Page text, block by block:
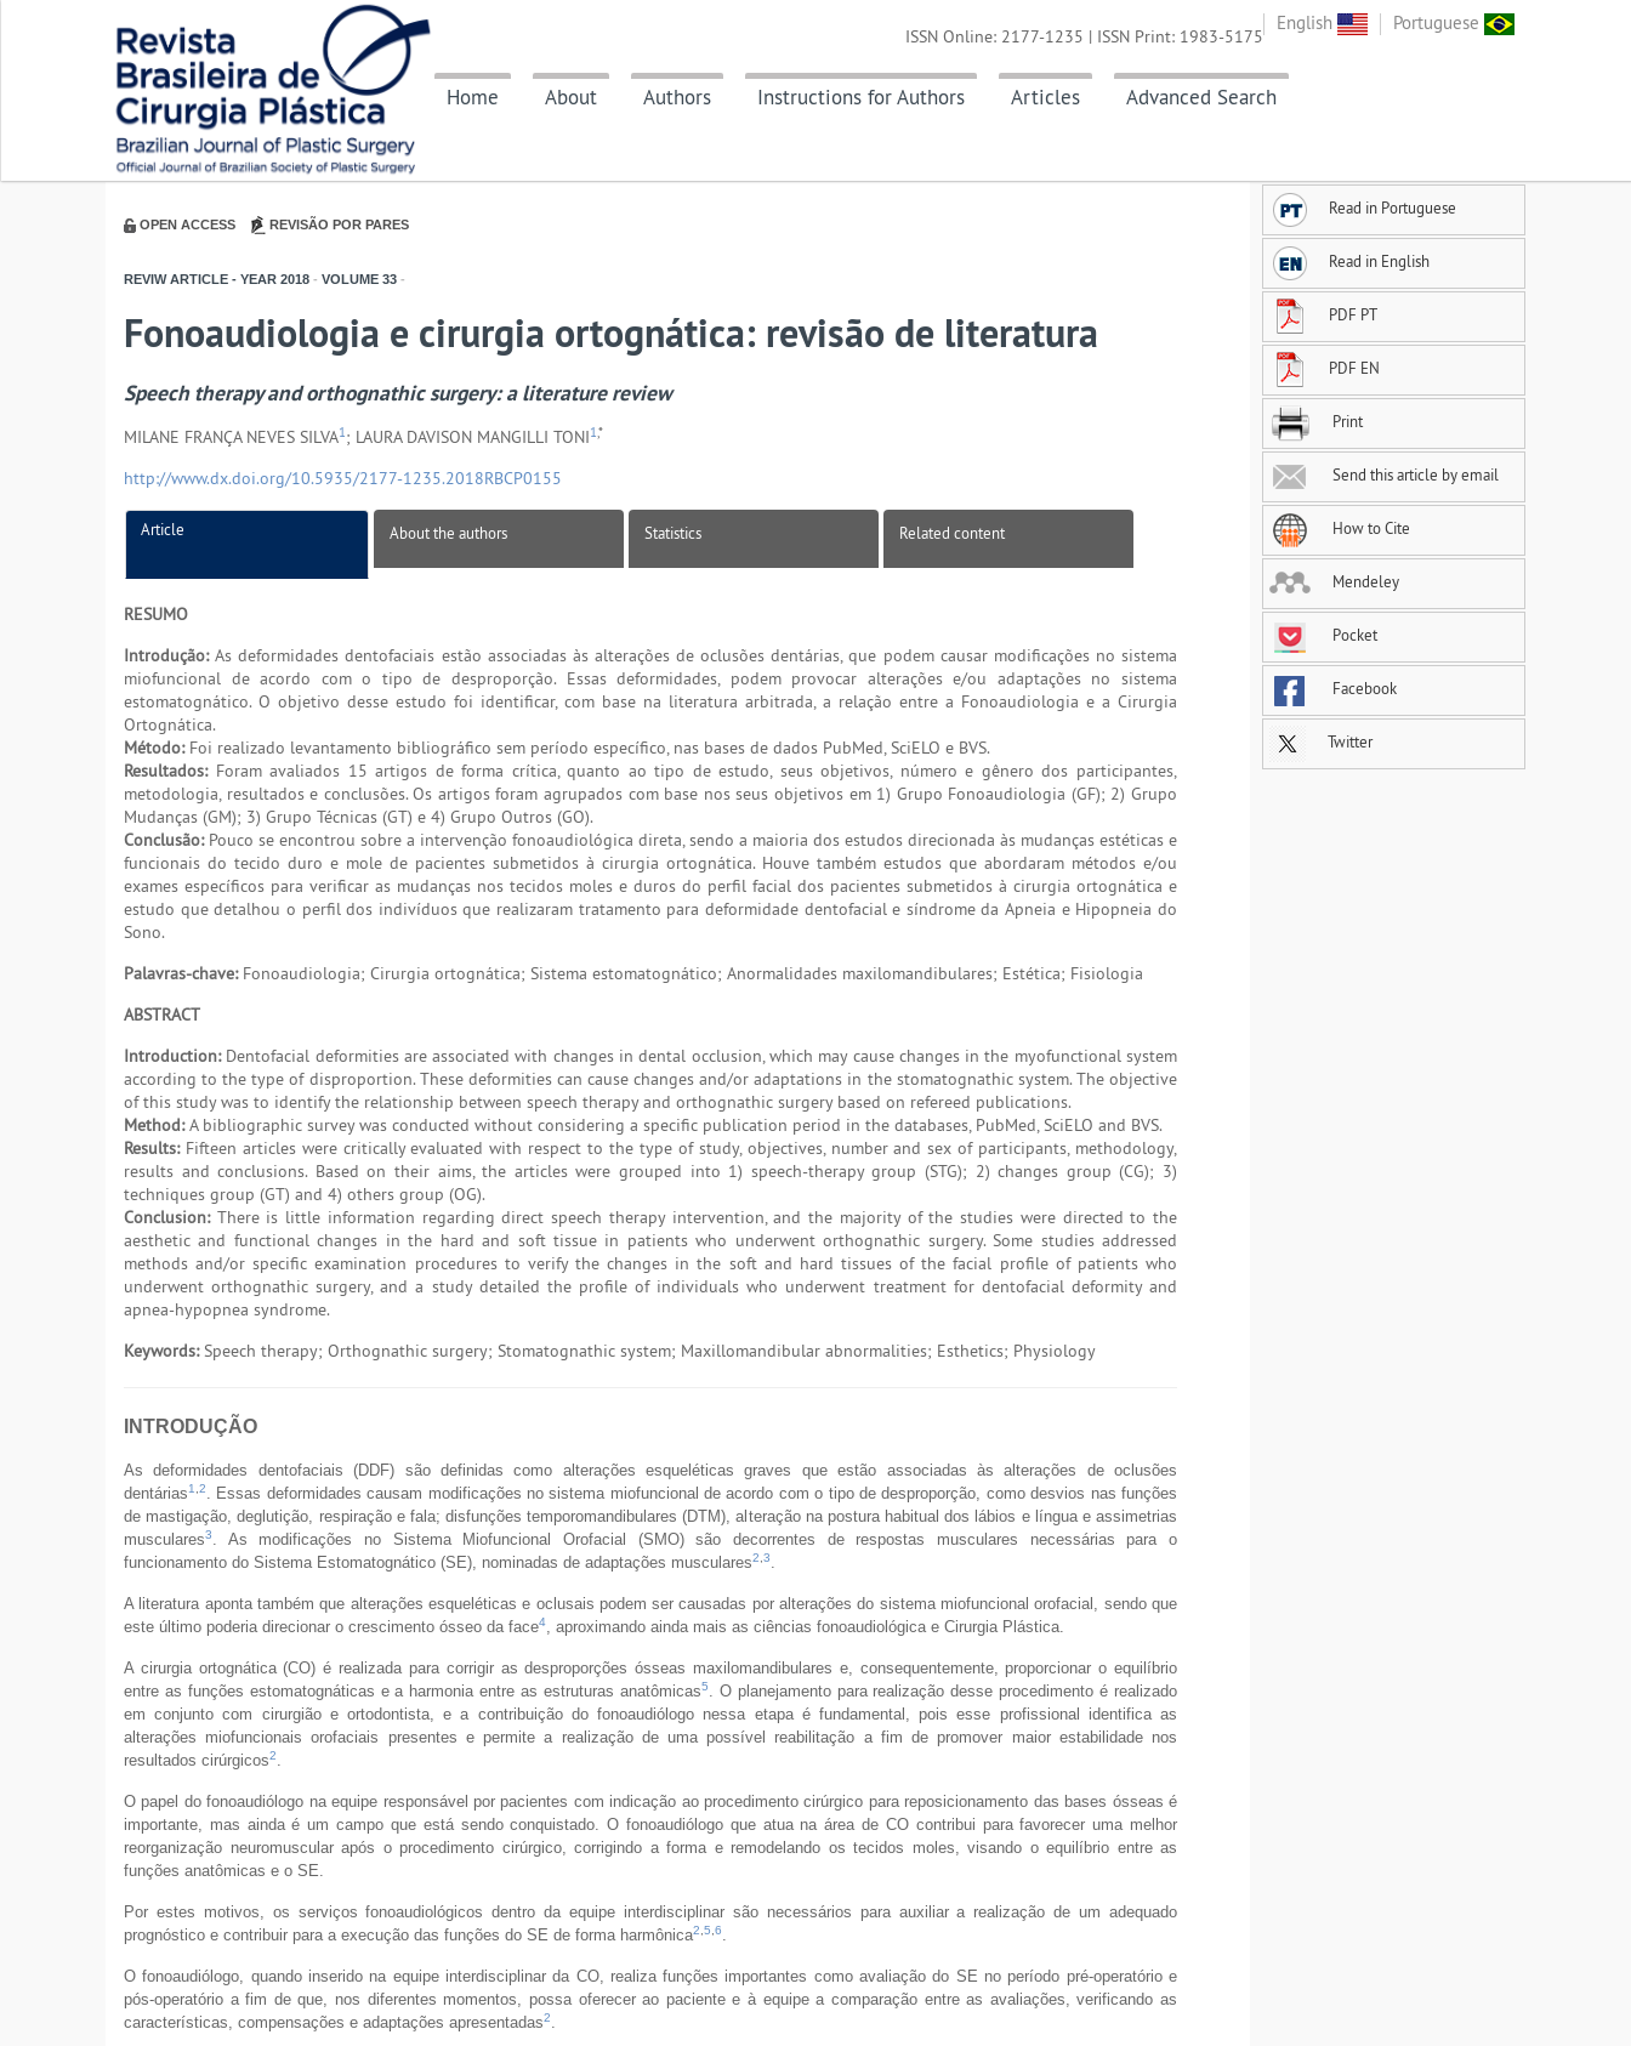
English Portuguese
Home About Authors Instructions for Authors Articles Advanced Search
ISSN Online: 2177-1235 | ISSN Print: 1983-5175
OPEN ACCESS REVISÃO POR PARES
REVIW ARTICLE - YEAR 2018 - VOLUME 33 -
Fonoaudiologia e cirurgia ortognática: revisão de literatura
Speech therapy and orthognathic surgery: a literature review
MILANE FRANÇA NEVES SILVA1; LAURA DAVISON MANGILLI TONI1,*
http://www.dx.doi.org/10.5935/2177-1235.2018RBCP0155
Article About the authors Statistics Related content
RESUMO
Introdução:As deformidades dentofaciais estão associadas às alterações de oclusões dentárias, que podem causar modificações no sistema
miofuncional de acordo com o tipo de desproporção. Essas deformidades, podem provocar alterações e/ou adaptações no sistema
estomatognático. O objetivo desse estudo foi identificar, com base na literatura arbitrada, a relação entre a Fonoaudiologia e a Cirurgia
Ortognática.
Método:Foi realizado levantamento bibliográfico sem período específico, nas bases de dados PubMed, SciELO e BVS.
Resultados:Foram avaliados 15 artigos de forma crítica, quanto ao tipo de estudo, seus objetivos, número e gênero dos participantes,
metodologia, resultados e conclusões. Os artigos foram agrupados com base nos seus objetivos em 1) Grupo Fonoaudiologia (GF); 2) Grupo
Mudanças (GM); 3) Grupo Técnicas (GT) e 4) Grupo Outros (GO).
Conclusão:Pouco se encontrou sobre a intervenção fonoaudiológica direta, sendo a maioria dos estudos direcionada às mudanças estéticas e
funcionais do tecido duro e mole de pacientes submetidos à cirurgia ortognática. Houve também estudos que abordaram métodos e/ou
exames específicos para verificar as mudanças nos tecidos moles e duros do perfil facial dos pacientes submetidos à cirurgia ortognática e
estudo que detalhou o perfil dos indivíduos que realizaram tratamento para deformidade dentofacial e síndrome da Apneia e Hipopneia do
Sono.
Palavras-chave:Fonoaudiologia; Cirurgia ortognática; Sistema estomatognático; Anormalidades maxilomandibulares; Estética; Fisiologia
ABSTRACT
Introduction:Dentofacial deformities are associated with changes in dental occlusion, which may cause changes in the myofunctional system
according to the type of disproportion. These deformities can cause changes and/or adaptations in the stomatognathic system. The objective
of this study was to identify the relationship between speech therapy and orthognathic surgery based on refereed publications.
Method:A bibliographic survey was conducted without considering a specific publication period in the databases, PubMed, SciELO and BVS.
Results:Fifteen articles were critically evaluated with respect to the type of study, objectives, number and sex of participants, methodology,
results and conclusions. Based on their aims, the articles were grouped into 1) speech-therapy group (STG); 2) changes group (CG); 3)
techniques group (GT) and 4) others group (OG).
Conclusion:There is little information regarding direct speech therapy intervention, and the majority of the studies were directed to the
aesthetic and functional changes in the hard and soft tissue in patients who underwent orthognathic surgery. Some studies addressed
methods and/or specific examination procedures to verify the changes in the soft and hard tissues of the facial profile of patients who
underwent orthognathic surgery, and a study detailed the profile of individuals who underwent treatment for dentofacial deformity and
apnea-hypopnea syndrome.
Keywords:Speech therapy; Orthognathic surgery; Stomatognathic system; Maxillomandibular abnormalities; Esthetics; Physiology
INTRODUÇÃO
As deformidades dentofaciais (DDF) são definidas como alterações esqueléticas graves que estão associadas às alterações de oclusões
dentárias1,2. Essas deformidades causam modificações no sistema miofuncional de acordo com o tipo de desproporção, como desvios nas funções
de mastigação, deglutição, respiração e fala; disfunções temporomandibulares (DTM), alteração na postura habitual dos lábios e língua e assimetrias
musculares3. As modificações no Sistema Miofuncional Orofacial (SMO) são decorrentes de respostas musculares necessárias para o
funcionamento do Sistema Estomatognático (SE), nominadas de adaptações musculares2,3.
A literatura aponta também que alterações esqueléticas e oclusais podem ser causadas por alterações do sistema miofuncional orofacial, sendo que
este último poderia direcionar o crescimento ósseo da face4, aproximando ainda mais as ciências fonoaudiológica e Cirurgia Plástica.
A cirurgia ortognática (CO) é realizada para corrigir as desproporções ósseas maxilomandibulares e, consequentemente, proporcionar o equilíbrio
entre as funções estomatognáticas e a harmonia entre as estruturas anatômicas5. O planejamento para realização desse procedimento é realizado
em conjunto com cirurgião e ortodontista, e a contribuição do fonoaudiólogo nessa etapa é fundamental, pois esse profissional identifica as
alterações miofuncionais orofaciais presentes e permite a realização de uma possível reabilitação a fim de promover maior estabilidade nos
resultados cirúrgicos2.
O papel do fonoaudiólogo na equipe responsável por pacientes com indicação ao procedimento cirúrgico para reposicionamento das bases ósseas é
importante, mas ainda é um campo que está sendo conquistado. O fonoaudiólogo que atua na área de CO contribui para favorecer uma melhor
reorganização neuromuscular após o procedimento cirúrgico, corrigindo a forma e remodelando os tecidos moles, visando o equilíbrio entre as
funções anatômicas e o SE.
Por estes motivos, os serviços fonoaudiológicos dentro da equipe interdisciplinar são necessários para auxiliar a realização de um adequado
prognóstico e contribuir para a execução das funções do SE de forma harmônica2,5,6.
O fonoaudiólogo, quando inserido na equipe interdisciplinar da CO, realiza funções importantes como avaliação do SE no período pré-operatório e
pós-operatório a fim de que, nos diferentes momentos, possa oferecer ao paciente e à equipe a comparação entre as avaliações, verificando as
características, compensações e adaptações apresentadas2.
Read in Portuguese
Read in English
PDF PT
PDF EN
Print
Send this article by email
How to Cite
Mendeley
Pocket
Facebook
Twitter